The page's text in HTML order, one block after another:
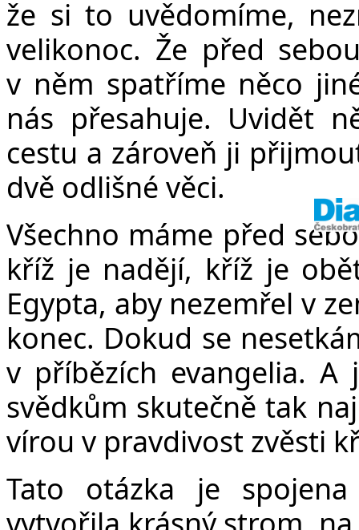
že si to uvědomíme,
velikonoc. Že před
v něm spatříme něco
nás přesahuje. Uvidět
cestu a zároveň ji
dvě odlišné věci.
Všechno máme před
kříž je nadějí, kříž je
Egypta, aby nezemřel v
konec. Dokud se
v příbězích evangelia.
svědkům skutečně tak
vírou v pravdivost zvěsti
Tato otázka je